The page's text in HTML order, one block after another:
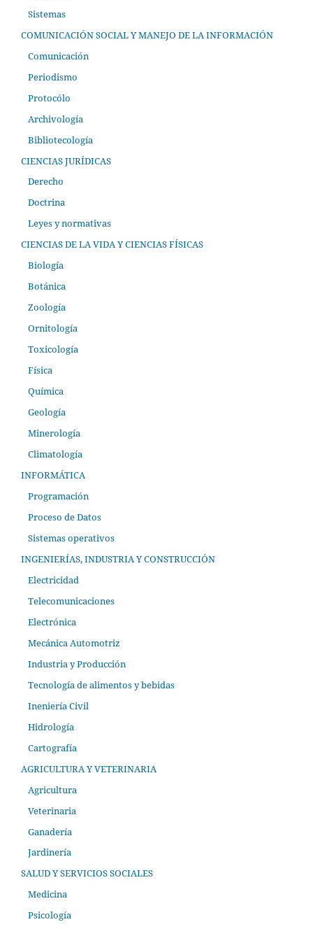
Sistemas
COMUNICACIÓN SOCIAL Y MANEJO DE LA INFORMACIÓN
Comunicación
Periodismo
Protocólo
Archivología
Bibliotecología
CIENCIAS JURÍDICAS
Derecho
Doctrina
Leyes y normativas
CIENCIAS DE LA VIDA Y CIENCIAS FÍSICAS
Biología
Botánica
Zoología
Ornitología
Toxicología
Física
Química
Geología
Minerología
Climatología
INFORMÁTICA
Programación
Proceso de Datos
Sistemas operativos
INGENIERÍAS, INDUSTRIA Y CONSTRUCCIÓN
Electricidad
Telecomunicaciones
Electrónica
Mecánica Automotriz
Industria y Producción
Tecnología de alimentos y bebidas
Ineniería Civil
Hidrología
Cartografía
AGRICULTURA Y VETERINARIA
Agricultura
Veterinaria
Ganadería
Jardinería
SALUD Y SERVICIOS SOCIALES
Medicina
Psicología